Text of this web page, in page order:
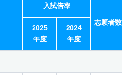
入試倍率
志願者数
2025
年度
2024
年度